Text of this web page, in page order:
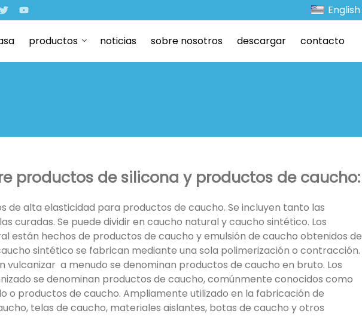
English
productos noticias sobre nosotros descargar contacto
productos de silicona y productos de caucho:
de alta elasticidad para productos de caucho. Se incluyen tanto las
curadas. Se puede dividir en caucho natural y caucho sintético. Los
están hechos de productos de caucho y emulsión de caucho obtenidos de
sintético se fabrican mediante una sola polimerización o contracción.
vulcanizar a menudo se denominan productos de caucho en bruto. Los
se denominan productos de caucho, comúnmente conocidos como
o productos de caucho. Ampliamente utilizado en la fabricación de
telas de caucho, materiales aislantes, botas de caucho y otros